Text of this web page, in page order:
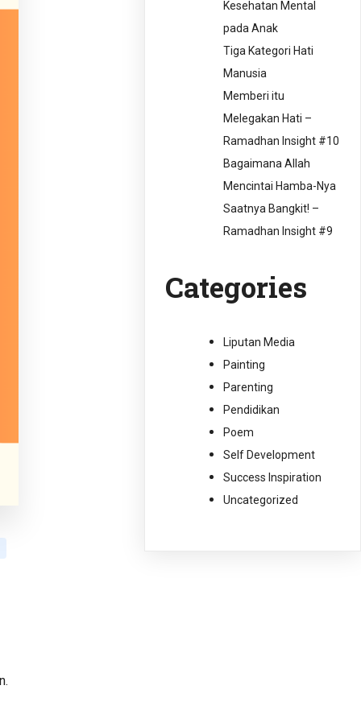
Kesehatan Mental
pada Anak
Tiga Kategori Hati
Manusia
Memberi itu
Melegakan Hati –
Ramadhan Insight #10
Bagaimana Allah
Mencintai Hamba-Nya
Saatnya Bangkit! –
Ramadhan Insight #9
Categories
Liputan Media
Painting
Parenting
Pendidikan
Poem
Self Development
Success Inspiration
Uncategorized